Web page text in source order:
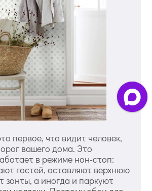
первое, что видит человек,
вашего дома. Это
в режиме нон-стоп:
гостей, оставляют верхнюю
зонты, а иногда и паркуют